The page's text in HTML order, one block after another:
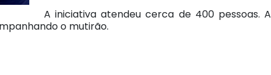
A iniciativa atendeu cerca de 400 pessoas. A
o mutirão.